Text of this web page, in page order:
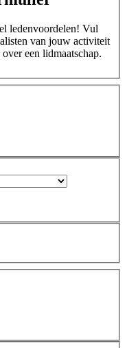
ledenvoordelen! Vul
van jouw activiteit
een lidmaatschap.